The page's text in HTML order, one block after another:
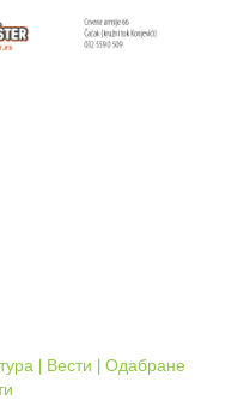
| Вести | Одабране